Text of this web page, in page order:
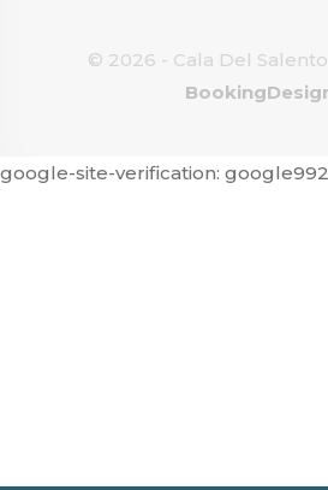
© 2026 - Cala Del
google-site-verification: